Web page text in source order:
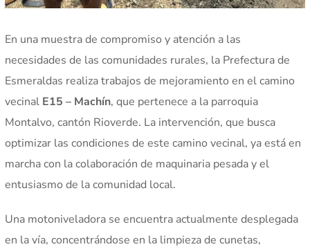
En una muestra de compromiso y atención a las
necesidades de las comunidades rurales, la Prefectura de
Esmeraldas realiza trabajos de mejoramiento en el camino
vecinal E15 – Machín, que pertenece a la parroquia
Montalvo, cantón Rioverde. La intervención, que busca
optimizar las condiciones de este camino vecinal, ya está en
marcha con la colaboración de maquinaria pesada y el
entusiasmo de la comunidad local.
Una motoniveladora se encuentra actualmente desplegada
en la vía, concentrándose en la limpieza de cunetas,